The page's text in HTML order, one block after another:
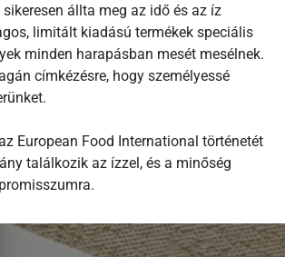
állta meg az idő és az íz
limitált kiadású termékek speciális
minden harapásban mesét mesélnek.
címkézésre, hogy személyessé
European Food International történetét
találkozik az ízzel, és a minőség